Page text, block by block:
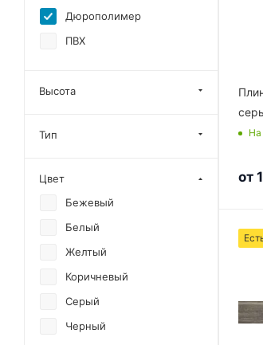
На
от
Дюрополимер
ПВХ
Высота
Тип
Цвет
Бежевый
Белый
Желтый
Коричневый
Серый
Черный